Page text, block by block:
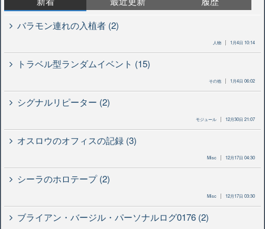
バラモン連れの入植者 (2)
人物 1月4日 10:14
トラベル型ランダムイベント (15)
その他 1月4日 06:02
シグナルリピーター (2)
モジュール 12月30日 21:07
オスロウのオフィスの記録 (3)
Misc 12月17日 04:30
シーラのホロテープ (2)
Misc 12月17日 03:30
ブライアン・バージル・パーソナルログ0176 (2)